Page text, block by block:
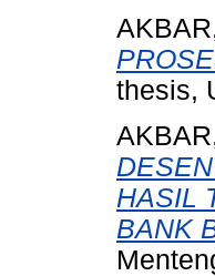
thesis,
HASIL
BANK